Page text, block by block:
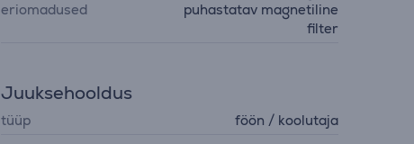
eriomadused
puhastatav magnetiline
filter
Juuksehooldus
tüüp föön / koolutaja